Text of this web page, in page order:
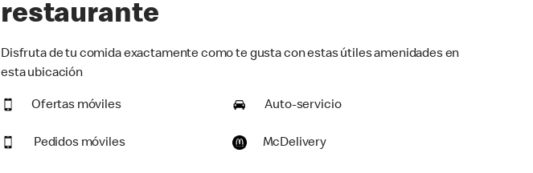
restaurante
Disfruta de tu comida exactamente como te gusta con estas útiles amenidades en
esta ubicación
Ofertas móviles Auto-servicio
Pedidos móviles McDelivery